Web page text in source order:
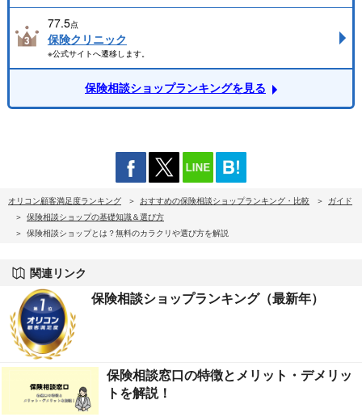
77.5点
保険クリニック
※公式サイトへ遷移します。
保険相談ショップランキングを見る
オリコン顧客満足度ランキング おすすめの保険相談ショップランキング・比較
ガイド
保険相談ショップの基礎知識＆選び方
保険相談ショップとは？無料のカラクリや選び方を解説
関連リンク
保険相談ショップランキング（最新年）
保険相談窓口の特徴とメリット・デメリッ
トを解説！